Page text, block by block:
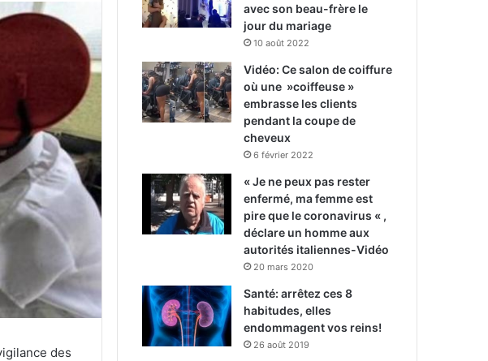
des
avec son beau-frère le
jour du mariage
10 août 2022
Vidéo: Ce salon de coiffure
où une »coiffeuse »
embrasse les clients
pendant la coupe de
cheveux
6 février 2022
« Je ne peux pas rester
enfermé, ma femme est
pire que le coronavirus « ,
déclare un homme aux
autorités italiennes-Vidéo
20 mars 2020
Santé: arrêtez ces 8
habitudes, elles
endommagent vos reins!
26 août 2019